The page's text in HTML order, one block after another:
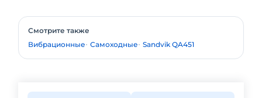
Смотрите также
Вибрационные Самоходные Sandvik QA451